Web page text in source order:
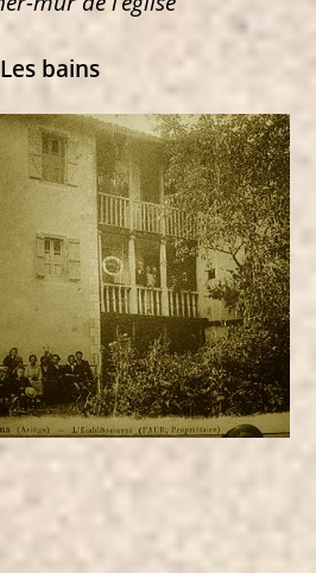
Les bains